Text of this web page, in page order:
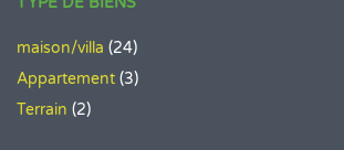
maison/villa (24)
Appartement (3)
Terrain (2)